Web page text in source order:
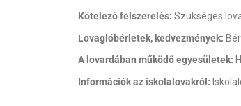
Kötelező felszerelés: Szükséges
Lovaglóbérletek, kedvezmények:
A lovardában működő egyesületek:
Információk az iskolalovakról: